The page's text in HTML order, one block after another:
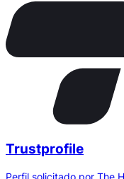
Trustprofile
Perfil solicitado por The